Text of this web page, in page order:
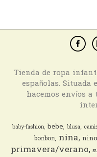
Tienda de ropa
españolas. Situada
hacemos envíos a
baby-fashion bebe blusa
bonbon nina nino
primavera/verano